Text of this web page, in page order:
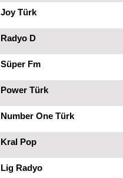
Joy Türk
Radyo D
Süper Fm
Power Türk
Number One Türk
Kral Pop
Lig Radyo